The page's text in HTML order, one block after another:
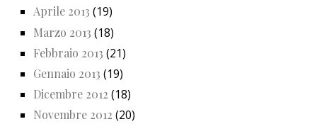
Aprile 2013 (19)
Marzo 2013 (18)
Febbraio 2013 (21)
Gennaio 2013 (19)
Dicembre 2012 (18)
Novembre 2012 (20)